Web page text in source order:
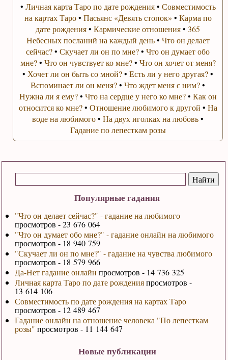
Популярные гадания
"Что он делает сейчас?" - гадание на любимого
просмотров - 23 676 064
"Что он думает обо мне?" - гадание онлайн на любимого
просмотров - 18 940 759
"Скучает ли он по мне?" - гадание на чувства любимого
просмотров - 18 579 966
Да-Нет гадание онлайн просмотров - 14 736 325
Личная карта Таро по дате рожденияпросмотров -
13 614 106
Совместимость по дате рождения на картах Таро
просмотров - 12 489 467
Гадание онлайн на отношение человека "По лепесткам
розы" просмотров - 11 144 647
Новые публикации
• Личная карта Таро по дате рождения• Совместимость
на картах Таро• Пасьянс «Девять стопок» • Карма по
дате рождения•Кармические отношения•365
Небесных посланий на каждый день• Что он делает
сейчас?•Скучает ли он по мне?•Что он думает обо
мне?• Что он чувствует ко мне?• Что он хочет от меня?
• Хочет ли он быть со мной?•Есть ли у него другая?•
Вспоминает ли он меня?•Что ждет меня с ним?•
Нужна ли я ему?• Что на сердце у него ко мне?• Как он
относится ко мне?• Отношение любимого к другой • На
воде на любимого•На двух иголках на любовь•
Гадание по лепесткам розы